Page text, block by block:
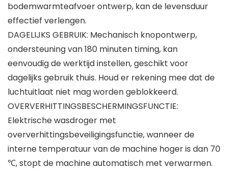
bodemwarmteafvoer ontwerp, kan de levensduur
effectief verlengen.
DAGELIJKS GEBRUIK: Mechanisch knopontwerp,
ondersteuning van 180 minuten timing, kan
eenvoudig de werktijd instellen, geschikt voor
dagelijks gebruik thuis. Houd er rekening mee dat de
luchtuitlaat niet mag worden geblokkeerd.
OVERVERHITTINGSBESCHERMINGSFUNCTIE:
Elektrische wasdroger met
oververhittingsbeveiligingsfunctie, wanneer de
interne temperatuur van de machine hoger is dan 70
℃, stopt de machine automatisch met verwarmen.